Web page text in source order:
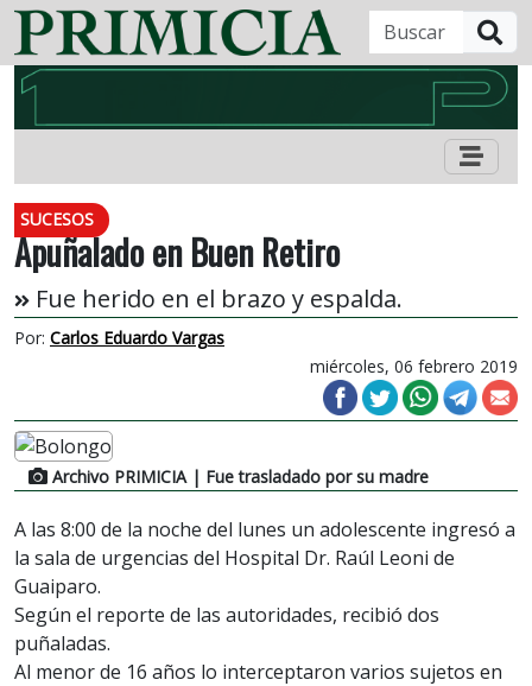
SUCESOS
Apuñalado en Buen Retiro
Fue herido en el brazo y espalda.
Por: Carlos Eduardo Vargas
miércoles, 06 febrero 2019
Archivo PRIMICIA| Fue trasladado por su madre
A las 8:00 de la noche del lunes un adolescente ingresó a
la sala de urgencias del Hospital Dr. Raúl Leoni de
Guaiparo.
Según el reporte de las autoridades, recibió dos
puñaladas.
Al menor de 16 años lo interceptaron varios sujetos en